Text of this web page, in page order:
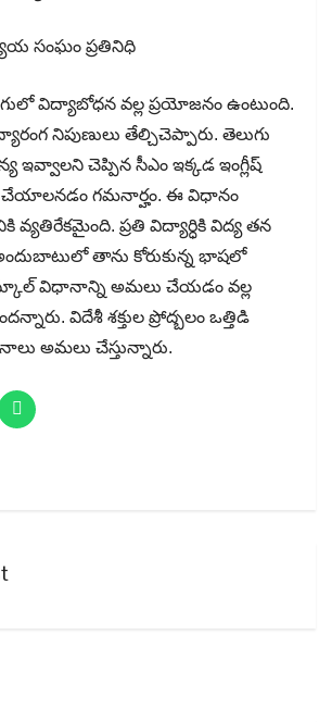
సంఘం ప్రతినిధి
విద్యాబోధన వల్ల ప్రయోజనం ఉంటుంది.
నిపుణులు తేల్చిచెప్పారు. తెలుగు
ఇవ్వాలని చెప్పిన సీఎం ఇక్కడ ఇంగ్లీష్
గమనార్హం. ఈ విధానం
వ్యతిరేకమైంది. ప్రతి విద్యార్ధికి విద్య తన
తాను కోరుకున్న భాషలో
విధానాన్ని అమలు చేయడం వల్ల
విదేశీ శక్తుల ప్రోద్బలం ఒత్తిడి
అమలు చేస్తున్నారు.